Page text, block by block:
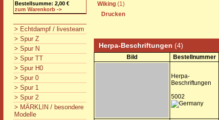
Bestellsumme: 2,00 €
zum Warenkorb ->
> Echtdampf / livesteam
> Spur Z
> Spur N
> Spur TT
> Spur H0
> Spur 0
> Spur 1
> Spur 2
> MÄRKLIN / besondere
Modelle
Wiking (1)
Drucken
Herpa-Beschriftungen (4)
Bild Bestellnummer
Herpa-
Beschriftungen
5002